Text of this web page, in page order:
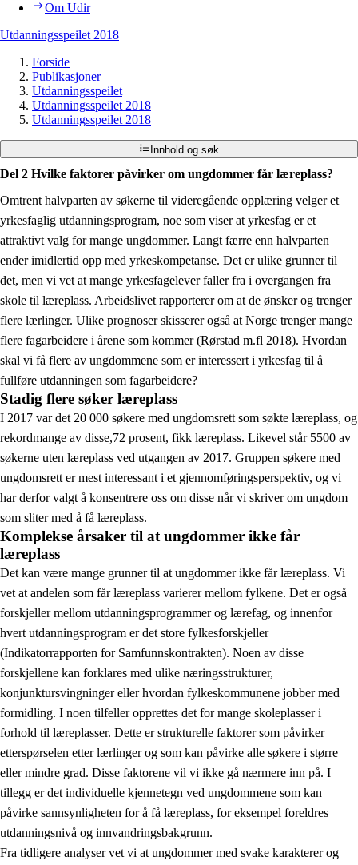
Om Udir
Utdanningsspeilet 2018
Forside
Publikasjoner
Utdanningsspeilet
Utdanningsspeilet 2018
Utdanningsspeilet 2018
Innhold og søk
Del 2 Hvilke faktorer påvirker om ungdommer får læreplass?
Omtrent halvparten av søkerne til videregående opplæring velger et
yrkesfaglig utdanningsprogram, noe som viser at yrkesfag er et
attraktivt valg for mange ungdommer. Langt færre enn halvparten
ender imidlertid opp med yrkeskompetanse. Det er ulike grunner til
det, men vi vet at mange yrkesfagelever faller fra i overgangen fra
skole til læreplass. Arbeidslivet rapporterer om at de ønsker og trenger
flere lærlinger. Ulike prognoser skisserer også at Norge trenger mange
flere fagarbeidere i årene som kommer (Rørstad m.fl 2018). Hvordan
skal vi få flere av ungdommene som er interessert i yrkesfag til å
fullføre utdanningen som fagarbeidere?
Stadig flere søker læreplass
I 2017 var det 20 000 søkere med ungdomsrett som søkte læreplass, og
rekordmange av disse,72 prosent, fikk læreplass. Likevel står 5500 av
søkerne uten læreplass ved utgangen av 2017. Gruppen søkere med
ungdomsrett er mest interessant i et gjennomføringsperspektiv, og vi
har derfor valgt å konsentrere oss om disse når vi skriver om ungdom
som sliter med å få læreplass.
Komplekse årsaker til at ungdommer ikke får
læreplass
Det kan være mange grunner til at ungdommer ikke får læreplass. Vi
vet at andelen som får læreplass varierer mellom fylkene. Det er også
forskjeller mellom utdanningsprogrammer og lærefag, og innenfor
hvert utdanningsprogram er det store fylkesforskjeller
(Indikatorrapporten for Samfunnskontrakten). Noen av disse
forskjellene kan forklares med ulike næringsstrukturer,
konjunktursvingninger eller hvordan fylkeskommunene jobber med
formidling. I noen tilfeller opprettes det for mange skoleplasser i
forhold til læreplasser. Dette er strukturelle faktorer som påvirker
etterspørselen etter lærlinger og som kan påvirke alle søkere i større
eller mindre grad. Disse faktorene vil vi ikke gå nærmere inn på. I
tillegg er det individuelle kjennetegn ved ungdommene som kan
påvirke sannsynligheten for å få læreplass, for eksempel foreldres
utdanningsnivå og innvandringsbakgrunn.
Fra tidligere analyser vet vi at ungdommer med svake karakterer og